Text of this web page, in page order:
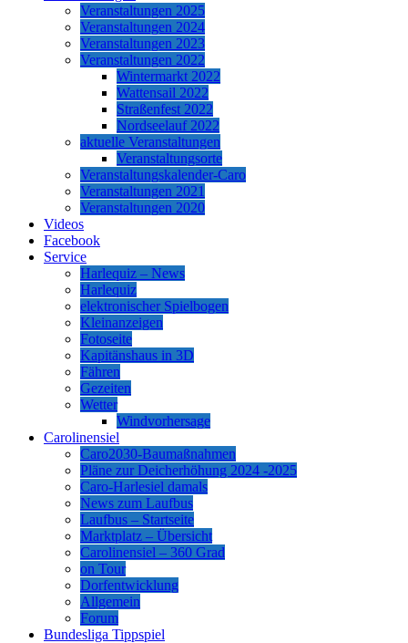
Veranstaltungen 2025
Veranstaltungen 2024
Veranstaltungen 2023
Veranstaltungen 2022
Wintermarkt 2022
Wattensail 2022
Straßenfest 2022
Nordseelauf 2022
aktuelle Veranstaltungen
Veranstaltungsorte
Veranstaltungskalender-Caro
Veranstaltungen 2021
Veranstaltungen 2020
Videos
Facebook
Service
Harlequiz – News
Harlequiz
elektronischer Spielbogen
Kleinanzeigen
Fotoseite
Kapitänshaus in 3D
Fähren
Gezeiten
Wetter
Windvorhersage
Carolinensiel
Caro2030-Baumaßnahmen
Pläne zur Deicherhöhung 2024 -2025
Caro-Harlesiel damals
News zum Laufbus
Laufbus – Startseite
Marktplatz – Übersicht
Carolinensiel – 360 Grad
on Tour
Dorfentwicklung
Allgemein
Forum
Bundesliga Tippspiel